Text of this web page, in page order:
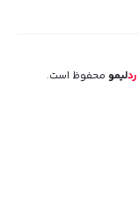
ردلیمو محفوظ است.